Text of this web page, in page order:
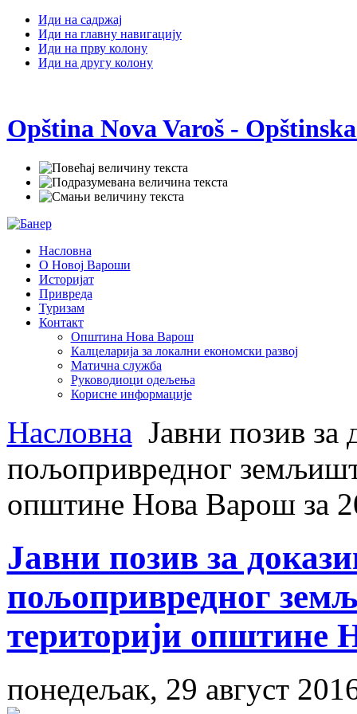
Иди на садржај
Иди на главну навигацију
Иди на прву колону
Иди на другу колону
Opština Nova Varoš -
Насловна
О Новој Вароши
Историјат
Привреда
Туризам
Контакт
Општина Нова Варош
Калцеларија за локални економски развој
Матична служба
Руководиоци одељења
Корисне информације
Насловна Јавни позив за
пољопривредног
општине Нова Варош за
Јавни позив за
пољопривредног
територији општине
понедељак, 29 август